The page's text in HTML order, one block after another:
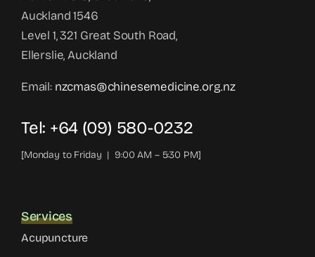
Auckland 1546
Level 1, 321 Great South Road,
Ellerslie, Auckland
Email: nzcmas@chinesemedicine.org.nz
Tel: +64 (09) 580-0232
[Monday to Friday | 9:00 AM – 5:30 PM]
Services
Acupuncture